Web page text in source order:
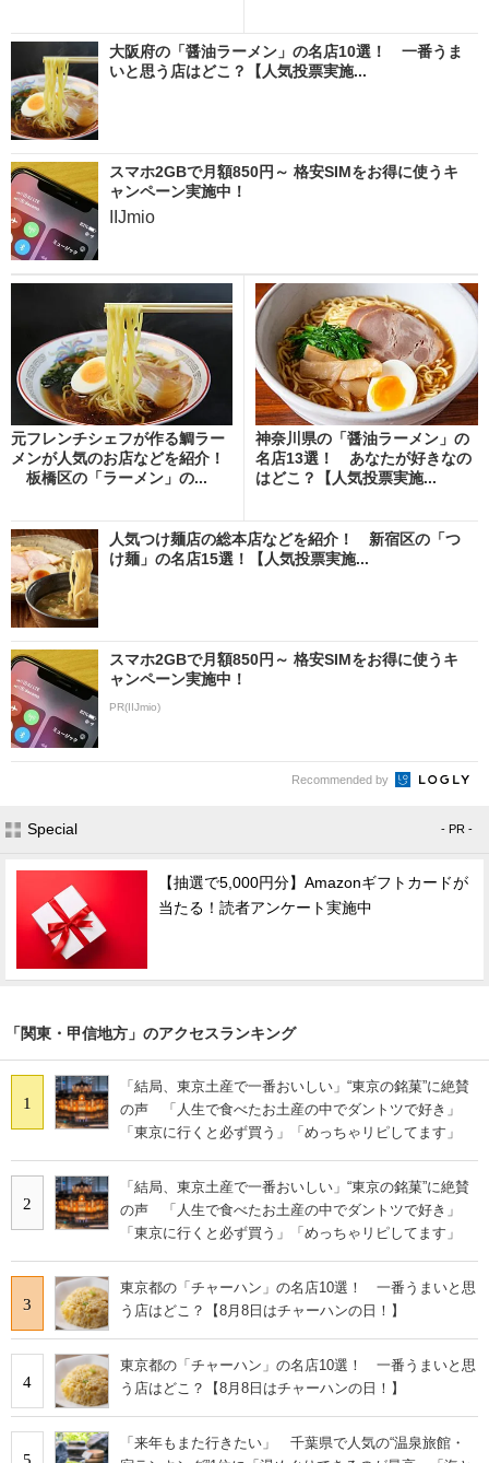
大阪府の「醤油ラーメン」の名店10選！ 一番うま
いと思う店はどこ？【人気投票実施...
スマホ2GBで月額850円～ 格安SIMをお得に使うキ
ャンペーン実施中！
IIJmio
元フレンチシェフが作る鯛ラー
メンが人気のお店などを紹介！
板橋区の「ラーメン」の...
神奈川県の「醤油ラーメン」の
名店13選！ あなたが好きなの
はどこ？【人気投票実施...
人気つけ麺店の総本店などを紹介！ 新宿区の「つ
け麺」の名店15選！【人気投票実施...
スマホ2GBで月額850円～ 格安SIMをお得に使うキ
ャンペーン実施中！
PR(IIJmio)
Recommended by
Special - PR -
【抽選で5,000円分】Amazonギフトカードが
当たる！読者アンケート実施中
「関東・甲信地方」のアクセスランキング
1
「結局、東京土産で一番おいしい」“東京の銘菓”に絶賛
の声 「人生で食べたお土産の中でダントツで好き」
「東京に行くと必ず買う」「めっちゃリピしてます」
2
「結局、東京土産で一番おいしい」“東京の銘菓”に絶賛
の声 「人生で食べたお土産の中でダントツで好き」
「東京に行くと必ず買う」「めっちゃリピしてます」
3
東京都の「チャーハン」の名店10選！ 一番うまいと思
う店はどこ？【8月8日はチャーハンの日！】
4
東京都の「チャーハン」の名店10選！ 一番うまいと思
う店はどこ？【8月8日はチャーハンの日！】
「来年もまた行きたい」 千葉県で人気の“温泉旅館・